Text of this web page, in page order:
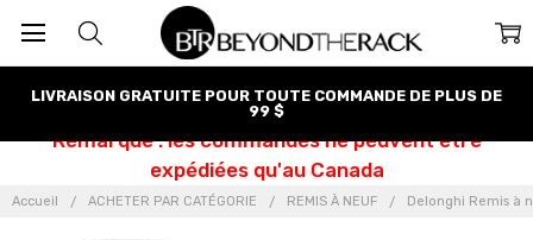
LIVRAISON GRATUITE POUR TOUTE COMMANDE DE PLUS DE
99 $
Remarque : les commandes ne peuvent être
expédiées qu'au Canada
Accueil ACHETER PAR CATÉGORIE REMIS À NEUF Delonghi Remis à